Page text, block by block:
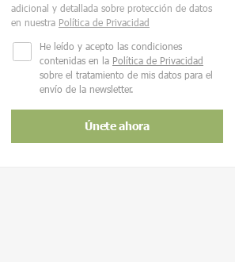
adicional y detallada sobre protección de datos
en nuestra Política de Privacidad
He leído y acepto las condiciones
contenidas en la Política de Privacidad
sobre el tratamiento de mis datos para el
envío de la newsletter.